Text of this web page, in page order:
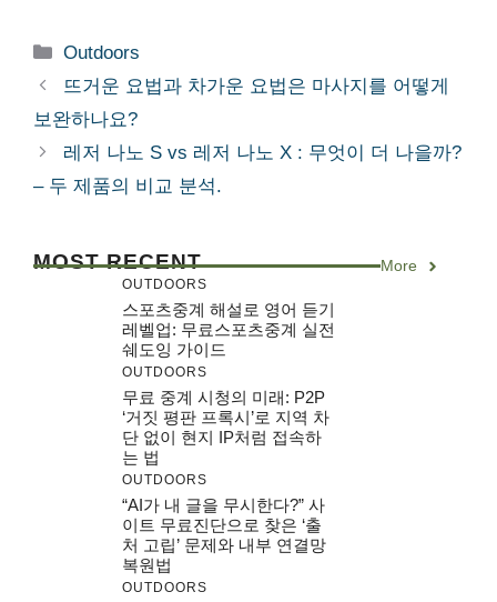
Categories
Outdoors
뜨거운 요법과 차가운 요법은 마사지를 어떻게
보완하나요?
레저 나노 S vs 레저 나노 X : 무엇이 더 나을까?
– 두 제품의 비교 분석.
MOST RECENT More
OUTDOORS
스포츠중계 해설로 영어 듣기
레벨업: 무료스포츠중계 실전
쉐도잉 가이드
OUTDOORS
무료 중계 시청의 미래: P2P
‘거짓 평판 프록시’로 지역 차
단 없이 현지 IP처럼 접속하
는 법
OUTDOORS
“AI가 내 글을 무시한다?” 사
이트 무료진단으로 찾은 ‘출
처 고립’ 문제와 내부 연결망
복원법
OUTDOORS